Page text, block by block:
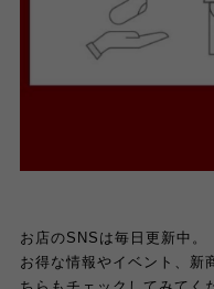
お店のSNSは毎日更新中。
お得な情報やイベント、新